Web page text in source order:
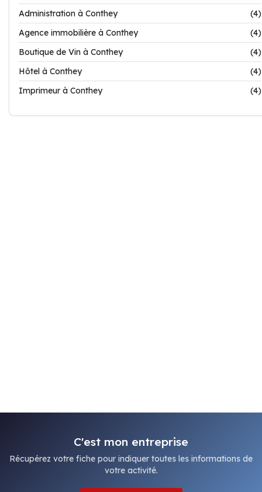
Administration à Conthey
(4)
Agence immobilière à Conthey
(4)
Boutique de Vin à Conthey
(4)
Hôtel à Conthey
(4)
Imprimeur à Conthey
(4)
C'est mon entreprise
Récupérez votre fiche pour indiquer toutes les informations de
votre activité.